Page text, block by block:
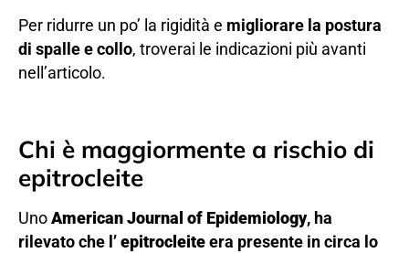
Per ridurre un po’ la rigidità e migliorare la postura
di spalle e collo, troverai le indicazioni più avanti
nell’articolo.
Chi è maggiormente a rischio di
epitrocleite
Uno American Journal of Epidemiology, ha
rilevato che l’ epitrocleite era presente in circa lo